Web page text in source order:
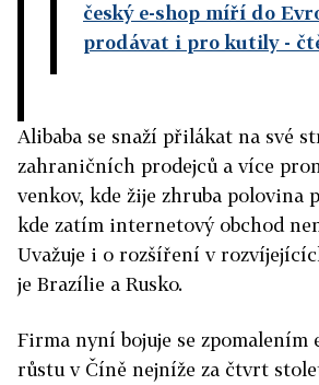
český e-shop míří do
prodávat i pro kutily-
Alibaba se snaží přilákat na své
zahraničních prodejců a více
venkov, kde žije zhruba polovina
kde zatím internetový obchod
Uvažuje i o rozšíření v
je Brazílie a Rusko.
Firma nyní bojuje se zpomalením
růstu v Číně nejníže za čtvrt